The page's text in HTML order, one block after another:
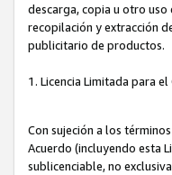
descarga, copia u otro
recopilación y extracción
publicitario de productos.
1. Licencia Limitada para
Con sujeción a los
Acuerdo (incluyendo esta
sublicenciable, no